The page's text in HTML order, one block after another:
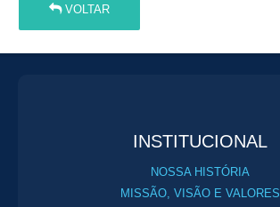
VOLTAR
INSTITUCIONAL
NOSSA HISTÓRIA
MISSÃO, VISÃO E VALORES